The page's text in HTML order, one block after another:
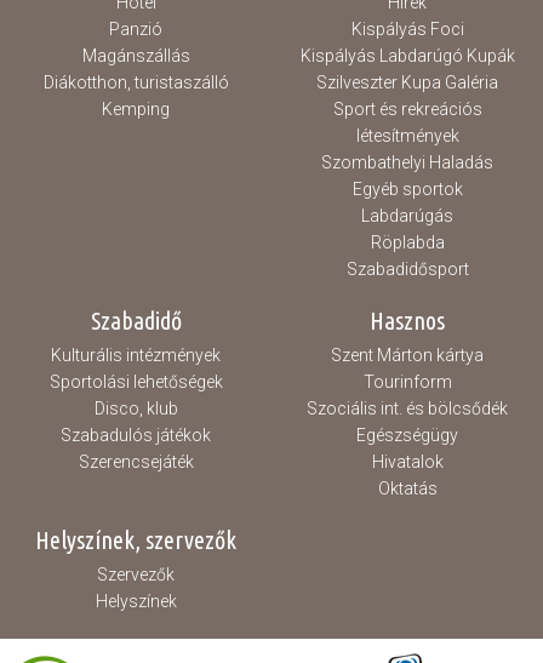
Panzió
Magánszállás
Diákotthon, turistaszálló
Kemping
Kispályás Foci
Kispályás Labdarúgó Kupák
Szilveszter Kupa Galéria
Sport és rekreációs
létesítmények
Szombathelyi Haladás
Egyéb sportok
Labdarúgás
Röplabda
Szabadidősport
Szabadidő
Kulturális intézmények
Sportolási lehetőségek
Disco, klub
Szabadulós játékok
Szerencsejáték
Hasznos
Szent Márton kártya
Tourinform
Szociális int. és bölcsődék
Egészségügy
Hivatalok
Oktatás
Helyszínek, szervezők
Szervezők
Helyszínek